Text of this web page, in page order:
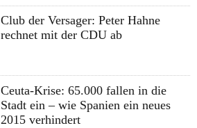
Club der Versager: Peter Hahne
rechnet mit der CDU ab
Ceuta-Krise: 65.000 fallen in die
Stadt ein – wie Spanien ein neues
2015 verhindert